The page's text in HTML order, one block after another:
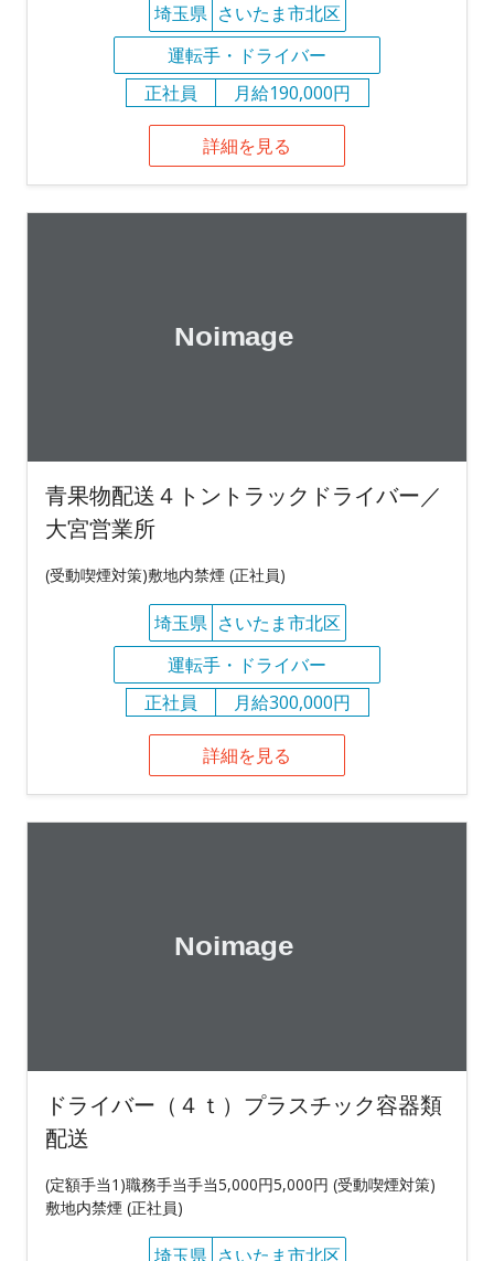
埼玉県 さいたま市北区
運転手・ドライバー
正社員
月給190,000円
詳細を見る
青果物配送４トントラックドライバー／
大宮営業所
(受動喫煙対策)敷地内禁煙 (正社員)
埼玉県 さいたま市北区
運転手・ドライバー
正社員
月給300,000円
詳細を見る
ドライバー（４ｔ）プラスチック容器類
配送
(定額手当1)職務手当手当5,000円5,000円 (受動喫煙対策)
敷地内禁煙 (正社員)
埼玉県 さいたま市北区